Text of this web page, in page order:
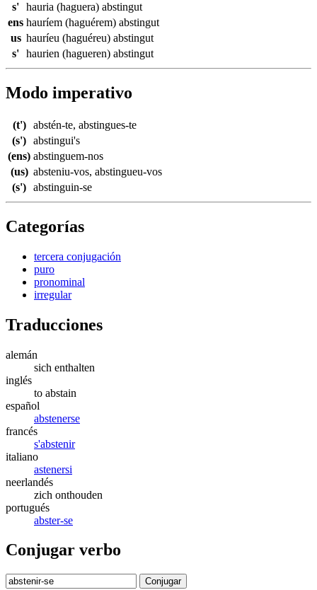
s' hauria (haguera) abstingut
ens hauríem (haguérem) abstingut
us hauríeu (haguéreu) abstingut
s' haurien (hagueren) abstingut
Modo imperativo
(t') abstén-te, abstingues-te
(s') abstingui's
(ens) abstinguem-nos
(us) absteniu-vos, abstingueu-vos
(s') abstinguin-se
Categorías
tercera conjugación
puro
pronominal
irregular
Traducciones
alemán
sich enthalten
inglés
to abstain
español
abstenerse
francés
s'abstenir
italiano
astenersi
neerlandés
zich onthouden
portugués
abster-se
Conjugar verbo
Conjugar